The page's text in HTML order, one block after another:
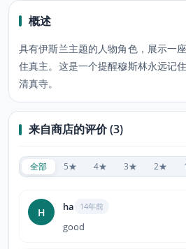
概述
具有伊斯兰主题的人物角色，展示一
住真主。这是一个提醒穆斯林永远记
清真寺。
来自商店的评价 (3)
全部 5★ 4★ 3★ 2★
H ha 14年前
good